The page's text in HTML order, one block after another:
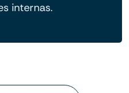
internas.